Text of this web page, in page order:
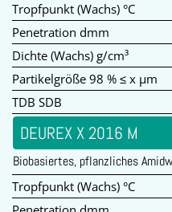
Tropfpunkt (Wachs) °C
Penetration dmm
Dichte (Wachs) g/cm³
Partikelgröße 98 % ≤ x µm
TDB SDB
DEUREX X 2016 M
Biobasiertes, pflanzliches
Tropfpunkt (Wachs) °C